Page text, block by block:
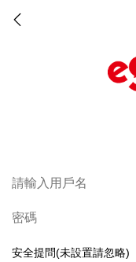
安全提問(未設置請忽略)